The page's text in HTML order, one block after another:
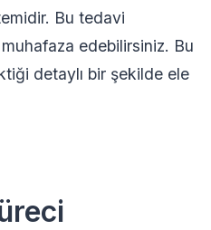
Bu tedavi
edebilirsiniz. Bu
detaylı bir şekilde ele